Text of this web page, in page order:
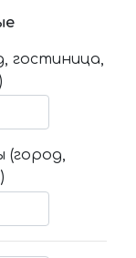
гостиница,
(город,